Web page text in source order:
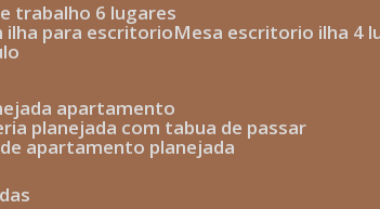
trabalho 6 lugares
ilha para escritorio mesa escritorio ilha 4
apartamento
planejada com tabua de passar
apartamento planejada